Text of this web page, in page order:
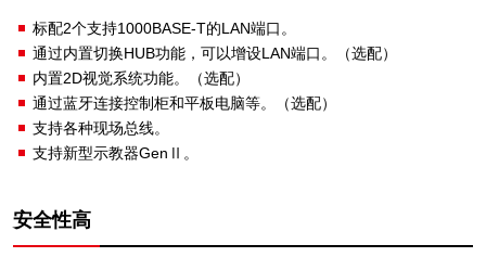
标配2个支持1000BASE-T的LAN端口。
通过内置切换HUB功能，可以增设LAN端口。（选配）
内置2D视觉系统功能。（选配）
通过蓝牙连接控制柜和平板电脑等。（选配）
支持各种现场总线。
支持新型示教器GenⅡ。
安全性高